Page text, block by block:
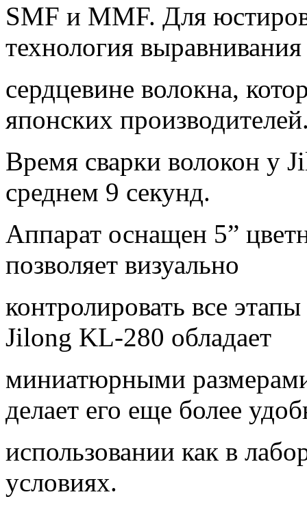
SMF и MMF. Для
технология
сердцевине волокна,
японских
Время сварки волокон у
среднем 9 секунд.
Аппарат оснащен 5”
позволяет визуально
контролировать все
Jilong KL-280 обладает
миниатюрными
делает его еще более
использовании как в
условиях.